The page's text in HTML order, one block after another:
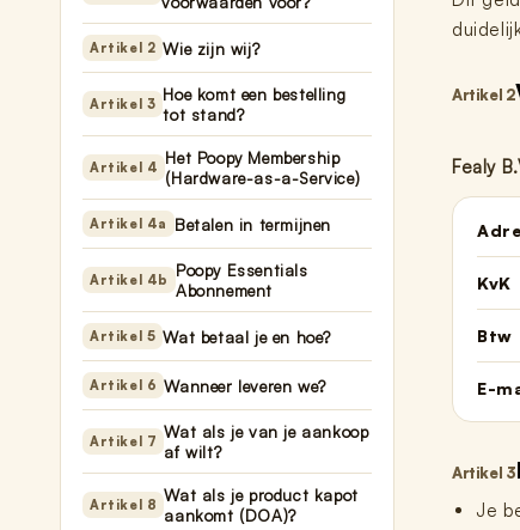
€14,99
Nano 3 - Tofu-filter (Rooster/Zeef)
€14,99
Nano 3 - Bentoniet-filter
(Rooster/Zeef)
Nano 3 - Magneetclip
€14,99
€11,99
Nano 2 – Pootjesveger (Wit)
€14,99
Nano 2 – Pootjesveger (Zwart)
€14,99
Nano 2 – Trommelring (Zwart)
€14,99
Artikel 2 Wie zijn wij?
Artikel 3 Hoe komt een bestelling
tot stand?
Artikel 4 Het Poopy Membership
(Hardware-as-a-Service)
Artikel 4a Betalen in termijnen
Artikel 4b
Poopy Essentials
Abonnement
Artikel 5 Wat betaal je en hoe?
Artikel 6 Wanneer leveren we?
Artikel 7 Wat als je van je aankoop
af wilt?
Artikel 8 Wat als je product kapot
aankomt (DOA)?
Artikel 2
Fealy
KvK
Btw
E-
Artikel 3
Je